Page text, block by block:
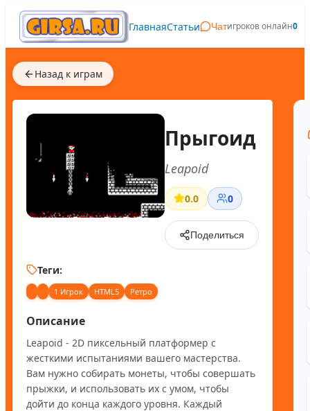
ГлавнаяСтатьи Чатигроков онлайн0
Назад к играм
Прыгоид
Leapoid
0.0 0
Поделиться
Теги:
1 Игрок HTML5 Ретро
Описание
Leapoid - 2D пиксельный платформер с
жесткими испытаниями вашего мастерства.
Вам нужно собирать монеты, чтобы совершать
прыжки, и использовать их с умом, чтобы
дойти до конца каждого уровня. Каждый